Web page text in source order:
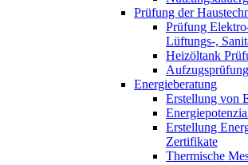
Prüfung der
Prüfung
Lüftungs-,
Heizöltank
Energieberatung
Erstellung von
Erstellung
Zertifikate
Thermische